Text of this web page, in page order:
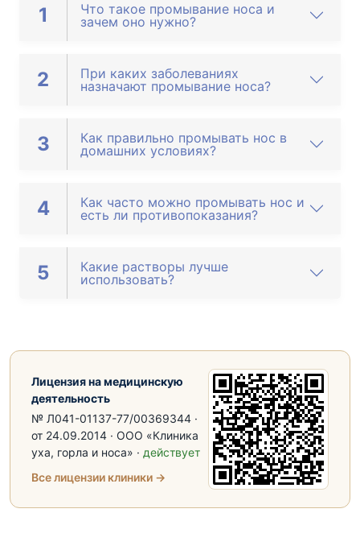
1
Что такое промывание носа и
зачем оно нужно?
2
При каких заболеваниях
назначают промывание носа?
3
Как правильно промывать нос в
домашних условиях?
4
Как часто можно промывать нос и
есть ли противопоказания?
5
Какие растворы лучше
использовать?
Лицензия на медицинскую
деятельность
№ Л041-01137-77/00369344 ·
от 24.09.2014 · ООО «Клиника
уха, горла и носа» · действует
Все лицензии клиники →